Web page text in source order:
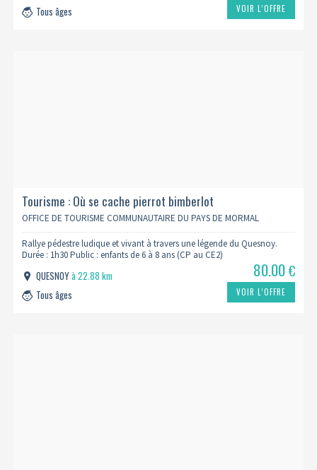
Tous âges
VOIR L’OFFRE
Tourisme : Où se cache pierrot bimberlot
OFFICE DE TOURISME COMMUNAUTAIRE DU PAYS DE MORMAL
Rallye pédestre ludique et vivant à travers une légende du Quesnoy.
Durée : 1h30 Public : enfants de 6 à 8 ans (CP au CE2)
QUESNOYà 22.88 km
Tous âges
80.00€
VOIR L’OFFRE